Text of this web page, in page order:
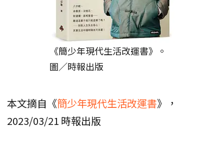
《簡少年現代生活改運書》。
圖／時報出版
本文摘自《簡少年現代生活改運書》，
2023/03/21 時報出版